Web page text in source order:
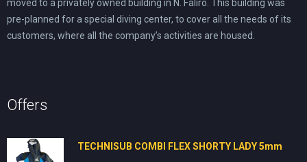
moved to a privately owned building in N. Faliro. This building was
pre-planned for a special diving center, to cover all the needs of its
customers, where all the company’s activities are housed.
Offers
TECHNISUB COMBI FLEX SHORTY LADY 5mm